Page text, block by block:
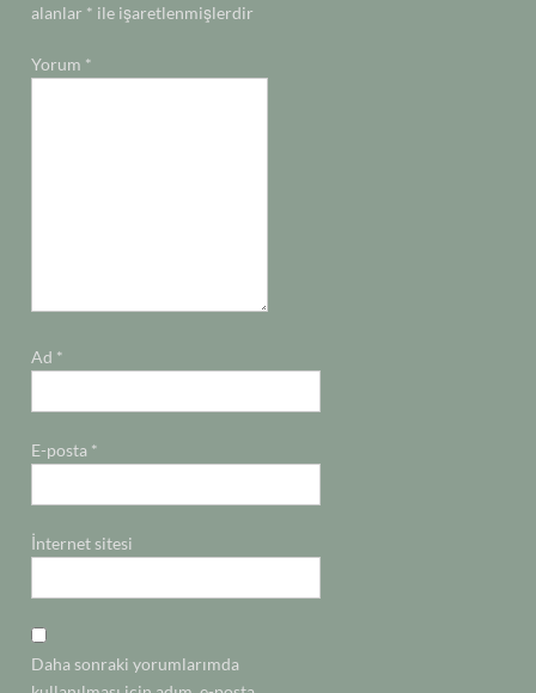
alanlar * ile işaretlenmişlerdir
Yorum *
Ad *
E-posta *
İnternet sitesi
Daha sonraki yorumlarımda